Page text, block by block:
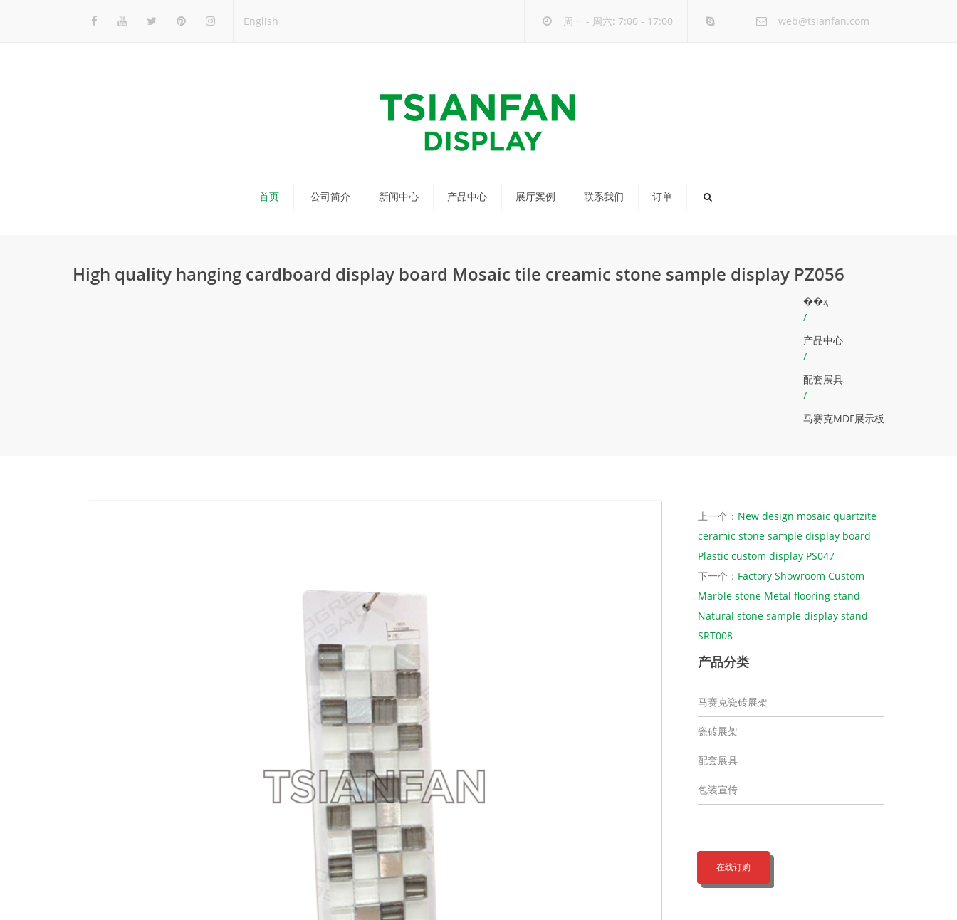
English 周一 - 周六: 7:00 - 17:00 web@tsianfan.com
首页 公司简介 新闻中心
行业新闻
产品中心
瓷砖展架
展厅案例 联系我们 订单
High quality hanging cardboard display board Mosaic tile creamic stone sample display PZ056
��ҳ
/
产品中心
/
配套展具
/
马赛克MDF展示板
上一个： New design mosaic quartzite
ceramic stone sample display board
Plastic custom display PS047
下一个： Factory Showroom Custom
Marble stone Metal flooring stand
Natural stone sample display stand
SRT008
产品分类
马赛克瓷砖展架
瓷砖展架
配套展具
包装宣传
在线订购